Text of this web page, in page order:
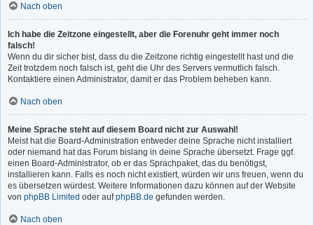
Nach oben
Ich habe die Zeitzone eingestellt, aber die Forenuhr geht immer noch
falsch!
Wenn du dir sicher bist, dass du die Zeitzone richtig eingestellt hast und die
Zeit trotzdem noch falsch ist, geht die Uhr des Servers vermutlich falsch.
Kontaktiere einen Administrator, damit er das Problem beheben kann.
Nach oben
Meine Sprache steht auf diesem Board nicht zur Auswahl!
Meist hat die Board-Administration entweder deine Sprache nicht installiert
oder niemand hat das Forum bislang in deine Sprache übersetzt. Frage ggf.
einen Board-Administrator, ob er das Sprachpaket, das du benötigst,
installieren kann. Falls es noch nicht existiert, würden wir uns freuen, wenn du
es übersetzen würdest. Weitere Informationen dazu können auf der Website
von phpBB Limited oder aufphpBB.de gefunden werden.
Nach oben